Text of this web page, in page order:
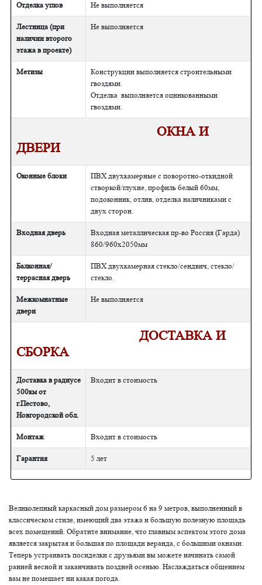
Отделка углов Не выполняется
Лестница (при
наличии второго
этажа в проекте)
Не выполняется
Метизы
Конструкции выполняется строительными
гвоздями.
Отделка выполняется оцинкованными
гвоздями.
ОКНА И
ДВЕРИ
Оконные блоки
ПВХ двухкамерные с поворотно-откидной
створкой/глухие, профиль белый 60мм,
подоконник, отлив, отделка наличниками с
двух сторон.
Входная дверь
Входная металлическая пр-во Россия (Гарда)
860/960х2050мм
Балконная/
террасная дверь
ПВХ двухкамерная стекло/сендвич, стекло/
стекло.
Межкомнатные
двери
Не выполняется
ДОСТАВКА И
СБОРКА
Доставка в радиусе
500км от
г.Пестово,
Новгородской обл.
Входит в стоимость
Монтаж Входит в стоимость
Гарантия 5 лет
Великолепный каркасный дом размером 6 на 9 метров, выполненный в
классическом стиле, имеющий два этажа и большую полезную площадь
всех помещений. Обратите внимание, что главным аспектом этого дома
является закрытая и большая по площади веранда, с большими окнами.
Теперь устраивать посиделки с друзьями вы можете начинать самой
ранней весной и заканчивать поздней осенью. Наслаждаться общением
вам не помешает ни какая погода.